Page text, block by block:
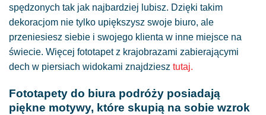
produktu
produktu
spędzonych tak jak najbardziej lubisz. Dzięki takim
dekoracjom nie tylko upiększysz swoje biuro, ale
przeniesiesz siebie i swojego klienta w inne miejsce na
świecie. Więcej fototapet z krajobrazami zabierającymi
dech w piersiach widokami znajdziesz tutaj.
Fototapety do biura podróży posiadają
piękne motywy, które skupią na sobie wzrok